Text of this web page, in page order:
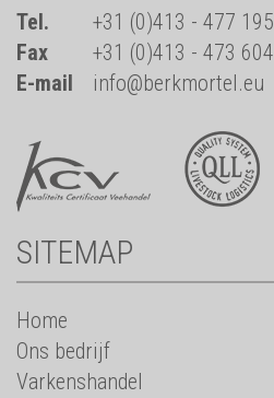
Tel.
+31 (0)413 - 477 195
Fax
+31 (0)413 - 473 604
E-mail
info@berkmortel.eu
SITEMAP
Home
Ons bedrijf
Varkenshandel